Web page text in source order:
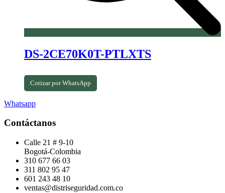
DS-2CE70K0T-PTLXTS
Cotizar por WhatsApp
Whatsapp
Contáctanos
Calle 21 # 9-10
Bogotá-Colombia
310 677 66 03
311 802 95 47
601 243 48 10
ventas@distriseguridad.com.co